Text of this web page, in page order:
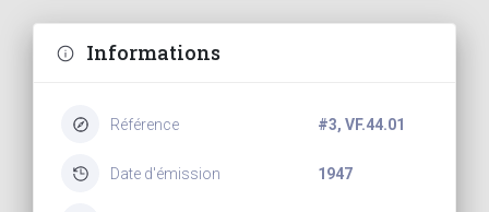
Informations
Référence #3, VF.44.01
Date d'émission 1947